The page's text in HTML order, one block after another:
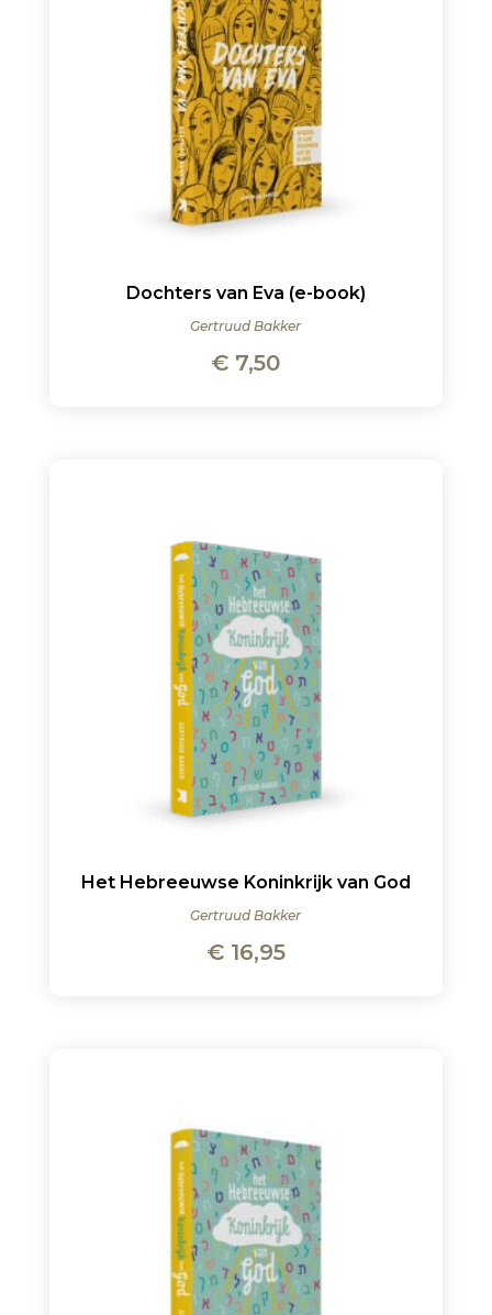
Dochters van Eva (e-book)
Gertruud Bakker
€ 7,50
Het Hebreeuwse Koninkrijk van God
Gertruud Bakker
€16,95